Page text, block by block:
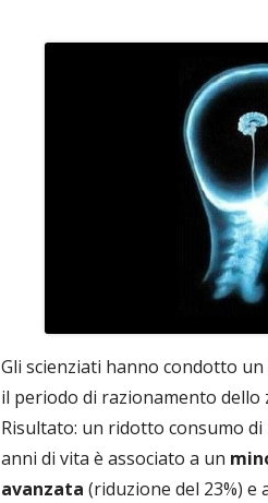
Gli scienziati hanno condotto
il periodo di razionamento dello
Risultato: un ridotto consumo
anni di vita è associato a un
avanzata (riduzione del 23%) e